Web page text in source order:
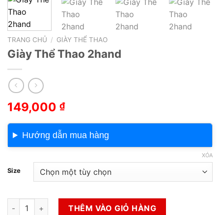
TRANG CHỦ / GIÀY THỂ THAO
Giày Thể Thao 2hand
149,000 ₫
Hướng dẫn mua hàng
Size
XÓA
Giày Thể Thao 2hand số lượngTHÊM VÀO GIỎ HÀNG